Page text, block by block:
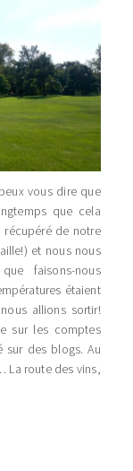
vous dire que
que cela
récupéré de notre
et nous nous
faisons-nous
étaient
allions sortir!
sur les comptes
sur des blogs. Au
La route des vins,